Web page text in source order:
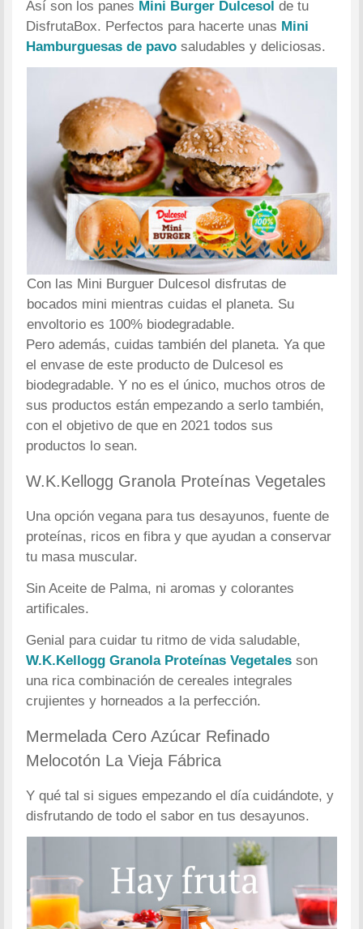
Así son los panes Mini Burger Dulcesol de tu
DisfrutaBox. Perfectos para hacerte unas Mini
Hamburguesas de pavo saludables y deliciosas.
Con las Mini Burguer Dulcesol disfrutas de
bocados mini mientras cuidas el planeta. Su
envoltorio es 100% biodegradable.
Pero además, cuidas también del planeta. Ya que
el envase de este producto de Dulcesol es
biodegradable. Y no es el único, muchos otros de
sus productos están empezando a serlo también,
con el objetivo de que en 2021 todos sus
productos lo sean.
W.K.Kellogg Granola Proteínas Vegetales
Una opción vegana para tus desayunos, fuente de
proteínas, ricos en fibra y que ayudan a conservar
tu masa muscular.
Sin Aceite de Palma, ni aromas y colorantes
artificales.
Genial para cuidar tu ritmo de vida saludable,
W.K.Kellogg Granola Proteínas Vegetales son
una rica combinación de cereales integrales
crujientes y horneados a la perfección.
Mermelada Cero Azúcar Refinado
Melocotón La Vieja Fábrica
Y qué tal si sigues empezando el día cuidándote, y
disfrutando de todo el sabor en tus desayunos.